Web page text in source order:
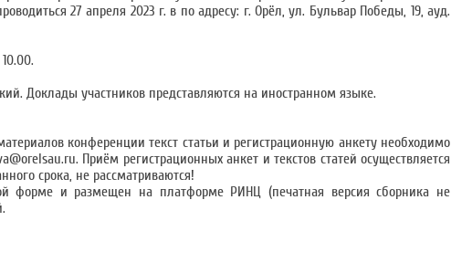
27 апреля 2023 г. в по адресу: г. Орёл, ул. Бульвар Победы, 19, ауд.
Доклады участников представляются на иностранном языке.
конференции текст статьи и регистрационную анкету необходимо
Приём регистрационных анкет и текстов статей осуществляется
срока, не рассматриваются!
форме и размещен на платформе РИНЦ (печатная версия сборника не